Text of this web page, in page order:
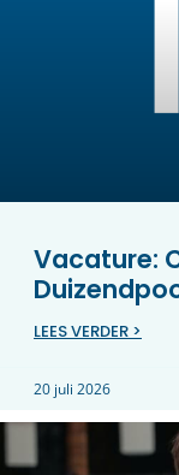
Vacature:
LEES VERDER >
20 juli 2026